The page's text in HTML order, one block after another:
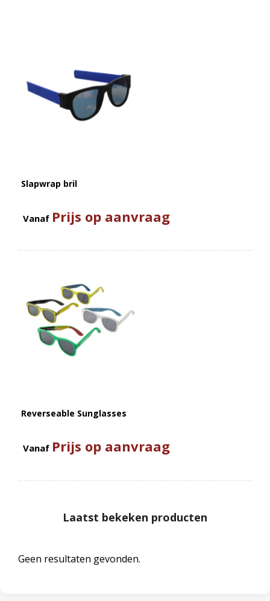
Slapwrap bril
Vanaf Prijs op aanvraag
Reverseable Sunglasses
Vanaf Prijs op aanvraag
Laatst bekeken producten
Geen resultaten gevonden.